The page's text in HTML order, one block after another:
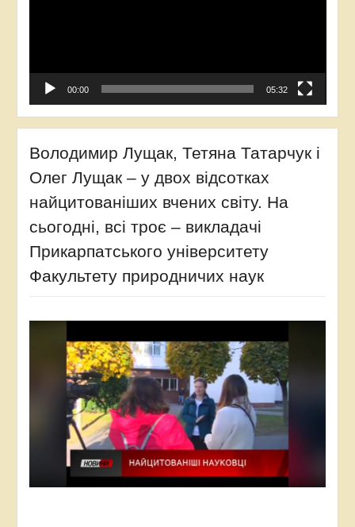
00:00 05:32
Володимир Лущак, Тетяна Татарчук і
Олег Лущак – у двох відсотках
найцитованіших вчених світу. На
сьогодні, всі троє – викладачі
Прикарпатського університету
Факультету природничих наук